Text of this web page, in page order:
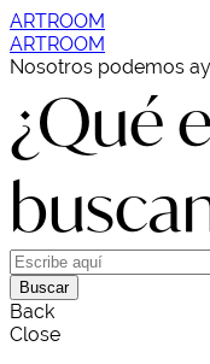
ARTROOM
ARTROOM
Nosotros podemos
¿Qué
Buscar
Back
Close